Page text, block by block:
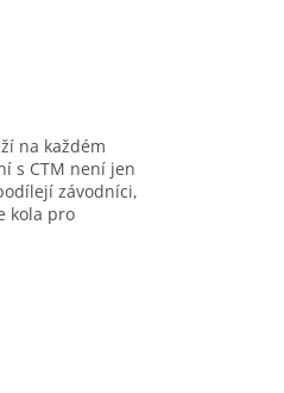
na každém
s CTM není jen
závodníci,
kola pro